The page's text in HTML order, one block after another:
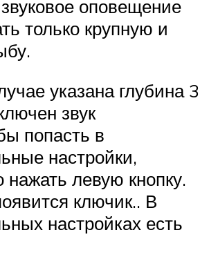
оповещение
только крупную и
указана глубина 3
звук
попасть в
настройки,
нажать левую кнопку.
ключик.. В
настройках есть